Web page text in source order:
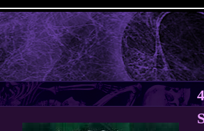
Jump to navigation